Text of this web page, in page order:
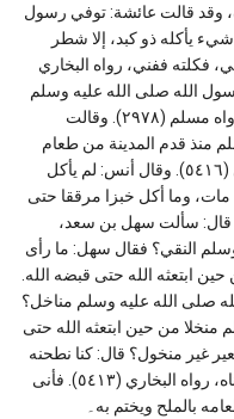
وقد قالت عائشة: توفي رسول
يأكله ذو كبد، إلا شطر
ففني، رواه البخاري
الله صلى الله عليه وسلم
يظل اليوم يلتوي ما يجد دقلا يملأ به بطنه، رواه مسلم (٢٩٧٨). وقالت
منذ قدم المدينة من طعام
البر ثلاث ليال تباعا حتى قبض، رواه البخاري (٥٤١٦). وقال أنس: لم يأكل
وما أكل خبزا مرققا حتى
وعن أبي حازم قال: سألت سهل بن سعد،
النقي؟ فقال سهل: ما رأى
ابتعثه الله حتى قبضه الله.
صلى الله عليه وسلم مناخل؟
من حين ابتعثه الله حتى
غير منخول؟ قال: كنا نطحنه
وننفخه، فيطير ما طار، وما بقي ثريناه فأكلناه، رواه البخاري (٥٤١٣). فأنى
بالملح ويختم به۔